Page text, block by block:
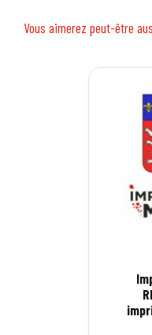
Vous aimerez peut-être